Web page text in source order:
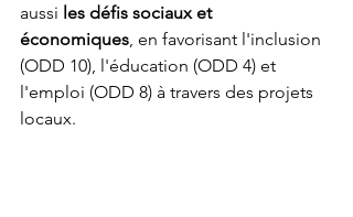
aussi les défis sociaux et
économiques, en favorisant l'inclusion
(ODD 10), l'éducation (ODD 4) et
l'emploi (ODD 8) à travers des projets
locaux.